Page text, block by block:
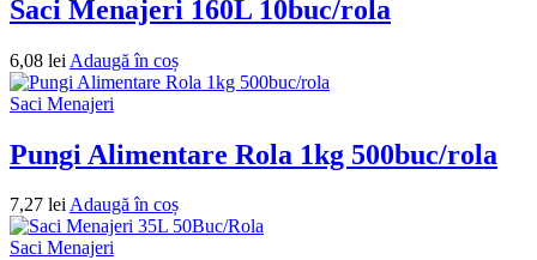
Saci Menajeri 160L 10buc/rola
6,08 lei Adaugă în coș
Saci Menajeri
Pungi Alimentare Rola 1kg 500buc/rola
7,27 leiAdaugă în coș
Saci Menajeri